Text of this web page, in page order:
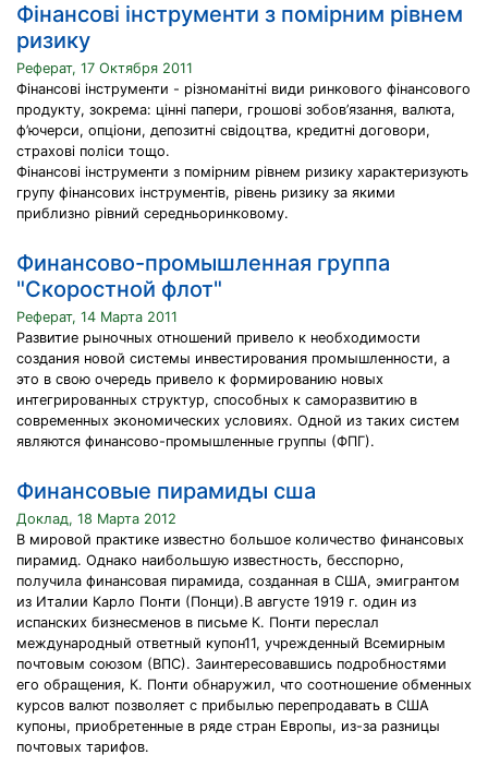
Фінансові інструменти з помірним рівнем
ризику
Реферат, 17 Октября 2011
Фінансові інструменти - різноманітні види ринкового фінансового
продукту, зокрема: цінні папери, грошові зобов’язання, валюта,
ф’ючерси, опціони, депозитні свідоцтва, кредитні договори,
страхові поліси тощо.
Фінансові інструменти з помірним рівнем ризику характеризують
групу фінансових інструментів, рівень ризику за якими
приблизно рівний середньоринковому.
Финансово-промышленная группа
"Скоростной флот"
Реферат, 14 Марта 2011
Развитие рыночных отношений привело к необходимости
создания новой системы инвестирования промышленности, а
это в свою очередь привело к формированию новых
интегрированных структур, способных к саморазвитию в
современных экономических условиях. Одной из таких систем
являются финансово-промышленные группы (ФПГ).
Финансовые пирамиды сша
Доклад, 18 Марта 2012
В мировой практике известно большое количество финансовых
пирамид. Однако наибольшую известность, бесспорно,
получила финансовая пирамида, созданная в США, эмигрантом
из Италии Карло Понти (Понци).В августе 1919 г. один из
испанских бизнесменов в письме К. Понти переслал
международный ответный купон11, учрежденный Всемирным
почтовым союзом (ВПС). Заинтересовавшись подробностями
его обращения, К. Понти обнаружил, что соотношение обменных
курсов валют позволяет с прибылью перепродавать в США
купоны, приобретенные в ряде стран Европы, из-за разницы
почтовых тарифов.